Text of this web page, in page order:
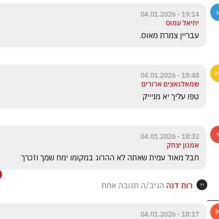
19:14 - 04.01.2026
יחיאל עמוס
עבריין צמרת מאוס.
18:48 - 04.01.2026
שמאלנאצים ארורים
טפו עליך יא מניייק
18:32 - 04.01.2026
אמנון יצחק
חבל מאוד עמית שאתה לא ההרוג במקומו ימח שמך וזכרך
רות דנה הגיב/ה תגובה אחת
18:17 - 04.01.2026